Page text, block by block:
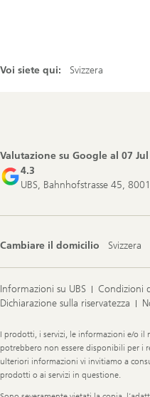
Voi siete qui: Svizzera
Valutazione su Google al 07
4.3
UBS, Bahnhofstrasse 45,
Cambiare il domicilio Svizzera
Informazioni su UBS
Condizioni
Dichiarazione sulla riservatezza
Legal
Information
I prodotti, i servizi, le informazioni e/o il
potrebbero non essere disponibili per i
ulteriori informazioni vi invitiamo a
prodotti o ai servizi in questione.